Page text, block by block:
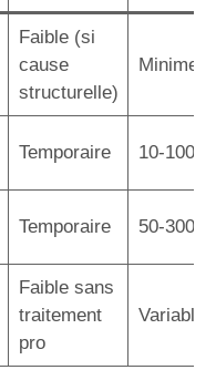
Faible (si
cause
structurelle)
Minime
Temporaire 10-100€
Temporaire 50-300€
Faible sans
traitement
pro
Variable